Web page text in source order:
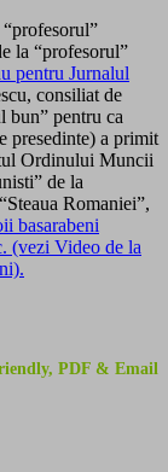
la “profesorul”
pentru Jurnalul
consiliat de
bun” pentru ca
presedinte) a primit
Ordinului Muncii
de la
Romaniei”,
basarabeni
(vezi Video de la